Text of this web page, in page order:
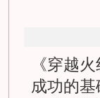
《穿越
成功的